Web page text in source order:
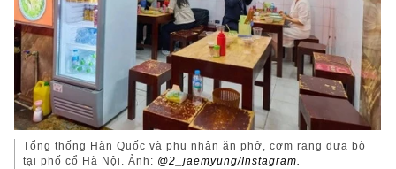
Tổng thống Hàn Quốc và phu nhân ăn phở, cơm rang dưa bò
tại phố cổ Hà Nội. Ảnh: @2_jaemyung/Instagram.